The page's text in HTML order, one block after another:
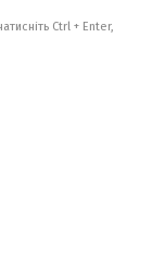
Ctrl + Enter,